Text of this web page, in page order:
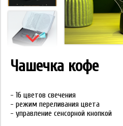
Чашечка кофе
- 16 цветов свечения
- режим переливания цвета
- управление сенсорной кнопкой